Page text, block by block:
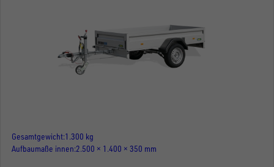
Gesamtgewicht 1.300 kg
Aufbaumaße innen 2.500 × 1.400 × 350 mm